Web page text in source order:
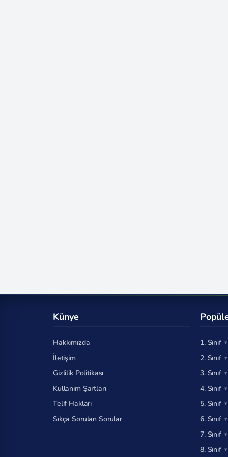
Künye
Hakkımızda
İletişim
Gizlilik Politikası
Kullanım Şartları
Telif Hakları
Sıkça Sorulan Sorular
1. Sınıf
2. Sınıf
3. Sınıf
4. Sınıf
5. Sınıf
6. Sınıf
7. Sınıf
8. Sınıf